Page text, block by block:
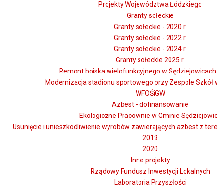
Projekty Województwa Łódzkiego
Granty sołeckie
Granty sołeckie - 2020 r.
Granty sołeckie - 2022 r.
Granty sołeckie - 2024 r.
Granty sołeckie 2025 r.
Remont boiska wielofunkcyjnego w Sędziejowicach
Modernizacja stadionu sportowego przy Zespole Szkół
WFOŚiGW
Azbest - dofinansowanie
Ekologiczne Pracownie w Gminie
Usunięcie i unieszkodliwienie wyrobów zawierających azbest z
2019
2020
Inne projekty
Rządowy Fundusz Inwestycji Lokalnych
Laboratoria Przyszłości